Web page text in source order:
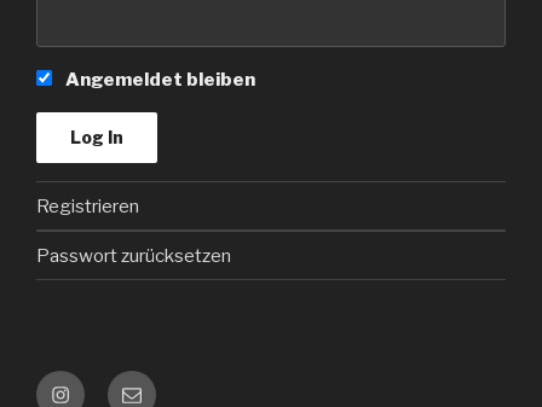
Angemeldet bleiben
Registrieren
Passwort zurücksetzen
InstagramKontakt